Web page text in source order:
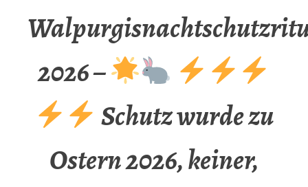
2026 –
Schutz wurde zu
Ostern 2026, keiner,